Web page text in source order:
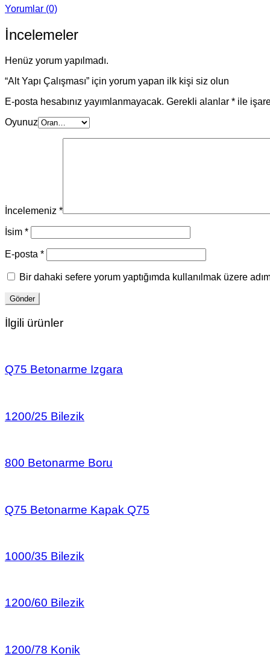
Yorumlar (0)
İncelemeler
Henüz yorum yapılmadı.
“Alt Yapı Çalışması” için yorum yapan ilk kişi siz olun
E-posta hesabınız yayımlanmayacak. Gerekli alanlar * ile
Oyunuz
İncelemeniz *
İsim *
E-posta *
Bir dahaki sefere yorum yaptığımda kullanılmak üzere
İlgili ürünler
Q75 Betonarme Izgara
1200/25 Bilezik
800 Betonarme Boru
Q75 Betonarme Kapak Q75
1000/35 Bilezik
1200/60 Bilezik
1200/78 Konik